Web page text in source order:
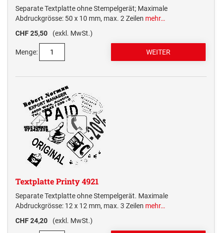
Separate Textplatte ohne Stempelgerät; Maximale
Abdruckgrösse: 50 x 10 mm, max. 2 Zeilen mehr…
CHF 25,50
(exkl. MwSt.)
Menge:
Textplatte Printy 4921
Separate Textplatte ohne Stempelgerät. Maximale
Abdruckgrösse: 12 x 12 mm, max. 3 Zeilen mehr…
CHF 24,20
(exkl. MwSt.)